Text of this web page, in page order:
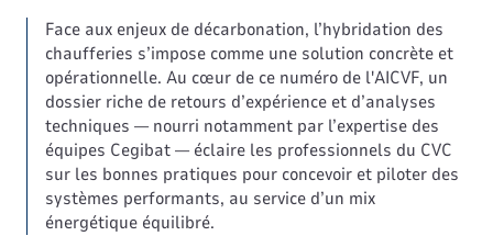
Face aux enjeux de décarbonation, l’hybridation des
chaufferies s’impose comme une solution concrète et
opérationnelle. Au cœur de ce numéro de l'AICVF, un
dossier riche de retours d’expérience et d’analyses
techniques — nourri notamment par l’expertise des
équipes Cegibat — éclaire les professionnels du CVC
sur les bonnes pratiques pour concevoir et piloter des
systèmes performants, au service d’un mix
énergétique équilibré.